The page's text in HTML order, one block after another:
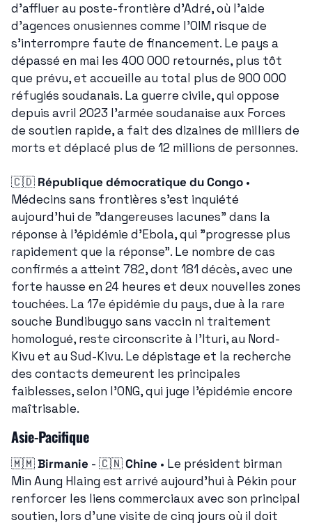
d'affluer au poste-frontière d'Adré, où l'aide
d'agences onusiennes comme l'OIM risque de
s'interrompre faute de financement. Le pays a
dépassé en mai les 400 000 retournés, plus tôt
que prévu, et accueille au total plus de 900 000
réfugiés soudanais. La guerre civile, qui oppose
depuis avril 2023 l'armée soudanaise aux Forces
de soutien rapide, a fait des dizaines de milliers de
morts et déplacé plus de 12 millions de personnes.
🇨🇩 République démocratique du Congo •
Médecins sans frontières s'est inquiété
aujourd'hui de "dangereuses lacunes" dans la
réponse à l'épidémie d'Ebola, qui "progresse plus
rapidement que la réponse". Le nombre de cas
confirmés a atteint 782, dont 181 décès, avec une
forte hausse en 24 heures et deux nouvelles zones
touchées. La 17e épidémie du pays, due à la rare
souche Bundibugyo sans vaccin ni traitement
homologué, reste circonscrite à l'Ituri, au Nord-
Kivu et au Sud-Kivu. Le dépistage et la recherche
des contacts demeurent les principales
faiblesses, selon l'ONG, qui juge l'épidémie encore
maîtrisable.
Asie-Pacifique
🇲🇲Birmanie - 🇨🇳Chine • Le président birman
Min Aung Hlaing est arrivé aujourd'hui à Pékin pour
renforcer les liens commerciaux avec son principal
soutien, lors d'une visite de cinq jours où il doit